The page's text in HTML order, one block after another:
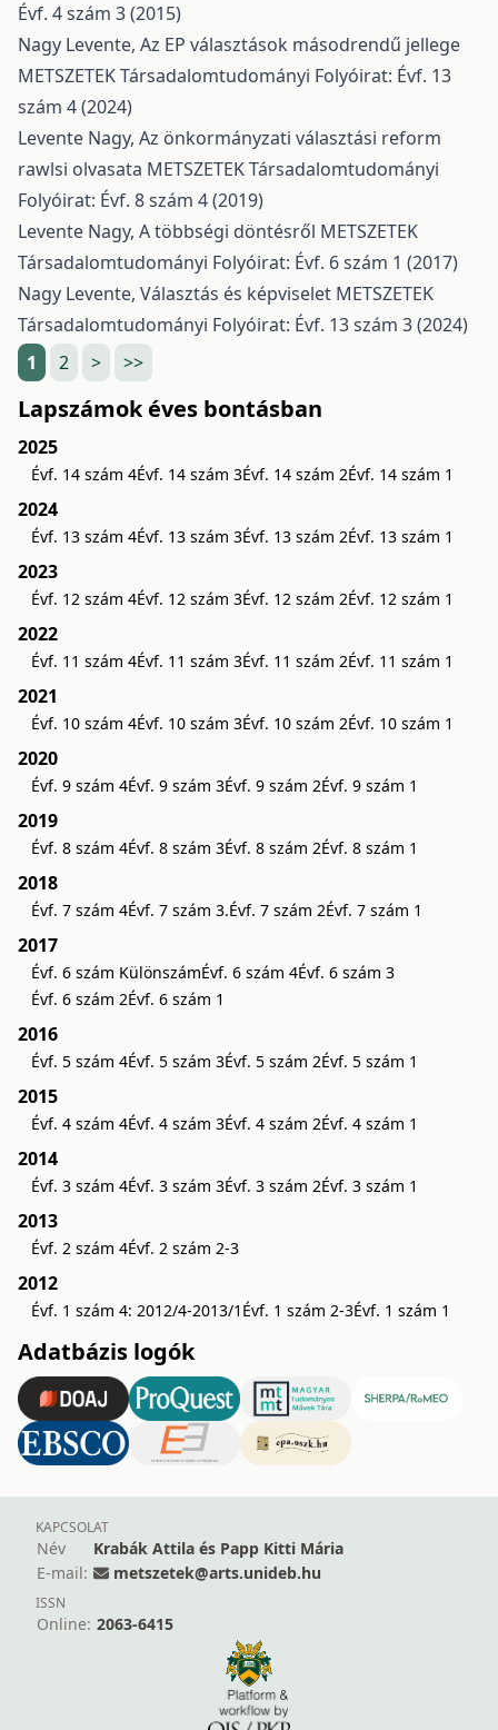
Évf. 4 szám 3 (2015)
Nagy Levente, Az EP választások másodrendű jellege
METSZETEK Társadalomtudományi Folyóirat: Évf. 13
szám 4 (2024)
Levente Nagy, Az önkormányzati választási reform
rawlsi olvasata METSZETEK Társadalomtudományi
Folyóirat: Évf. 8 szám 4 (2019)
Levente Nagy, A többségi döntésről METSZETEK
Társadalomtudományi Folyóirat: Évf. 6 szám 1 (2017)
Nagy Levente, Választás és képviselet METSZETEK
Társadalomtudományi Folyóirat: Évf. 13 szám 3 (2024)
1
2 > >>
Lapszámok éves bontásban
2025
Évf. 14 szám 4Évf. 14 szám 3Évf. 14 szám 2Évf. 14 szám 1
2024
Évf. 13 szám 4Évf. 13 szám 3Évf. 13 szám 2Évf. 13 szám 1
2023
Évf. 12 szám 4Évf. 12 szám 3Évf. 12 szám 2Évf. 12 szám 1
2022
Évf. 11 szám 4Évf. 11 szám 3Évf. 11 szám 2Évf. 11 szám 1
2021
Évf. 10 szám 4Évf. 10 szám 3Évf. 10 szám 2Évf. 10 szám 1
2020
Évf. 9 szám 4Évf. 9 szám 3Évf. 9 szám 2Évf. 9 szám 1
2019
Évf. 8 szám 4Évf. 8 szám 3Évf. 8 szám 2Évf. 8 szám 1
2018
Évf. 7 szám 4Évf. 7 szám 3.Évf. 7 szám 2Évf. 7 szám 1
2017
Évf. 6 szám KülönszámÉvf. 6 szám 4Évf. 6 szám 3
Évf. 6 szám 2Évf. 6 szám 1
2016
Évf. 5 szám 4Évf. 5 szám 3Évf. 5 szám 2Évf. 5 szám 1
2015
Évf. 4 szám 4Évf. 4 szám 3Évf. 4 szám 2Évf. 4 szám 1
2014
Évf. 3 szám 4Évf. 3 szám 3Évf. 3 szám 2Évf. 3 szám 1
2013
Évf. 2 szám 4Évf. 2 szám 2-3
2012
Évf. 1 szám 4: 2012/4-2013/1 Évf. 1 szám 2-3Évf. 1 szám 1
Adatbázis logók
KAPCSOLAT
Név
Krabák Attila és Papp Kitti Mária
E-mail:
metszetek@arts.unideb.hu
ISSN
Online: 2063-6415